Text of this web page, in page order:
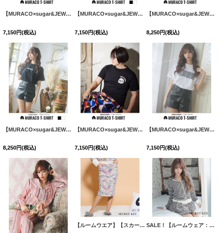
【MURACO×sugar&JEWELS】MURACOLONDON ムラココラボTシャツ/ シンプルロゴデザイン【S-XLサイズ】[HC02]
7,150円(税込)
【MURACO×sugar&JEWELS】MURACOLONDON ムラココラボTシャツ/ シンプルロゴデザイン【S-XLサイズ】[HC02]
7,150円(税込)
【MURACO×sugar&JEWELS】MURACOLONDON ムラココラボTシャツ/ ベーシックロゴデザイン【S-XLサイズ】[HC02]
8,250円(税込)
【MURACO×sugar&JEWELS】MURACOLONDON ムラココラボTシャツ/ ベーシックロゴデザイン【S-XLサイズ】[HC02]
8,250円(税込)
【MURACO×sugar&JEWELS】MURACOLONDON ムラココラボTシャツ/ ポイントアイコンデザイン【S-XLサイズ】[HC02]
7,150円(税込)
【MURACO×sugar&JEWELS】MURACOLONDON ムラココラボTシャツ/ バーコードデザイン【S-Lサイズ】[HC02]
7,150円(税込)
【ルームウエア】【スカート】ラブフラワーロングスカート SALE！【ルームウェア：セットアップ】モールボーダージップパーカー/ジャージ/スウェット/部屋着/パジャマ/・3サイズ [HC02]